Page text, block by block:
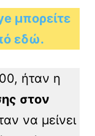
μπορείτε
εδώ.
ήταν η
στον
να μείνει